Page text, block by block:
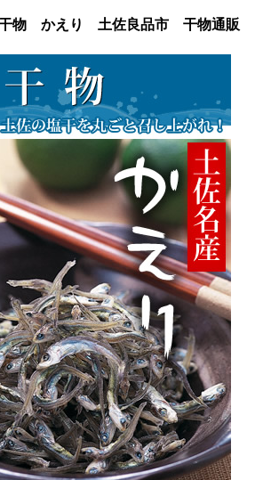
物 かえり 土佐良品市 干物通販